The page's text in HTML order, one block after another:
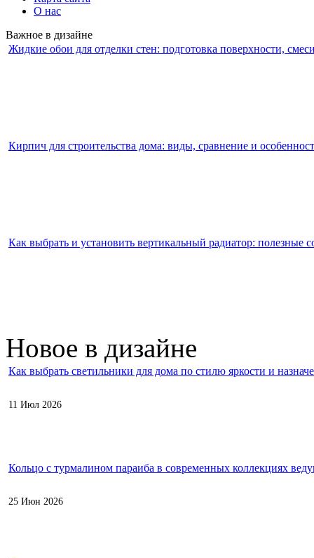
О нас
Важное в дизайне
Жидкие обои для отделки стен: подготовка поверхности,
Кирпич для строительства дома: виды, сравнение и
Как выбрать и установить вертикальный радиатор: полезные
Новое в дизайне
Как выбрать светильники для дома по стилю яркости и
11 Июл 2026
Кольцо с турмалином параиба в современных коллекциях
25 Июн 2026